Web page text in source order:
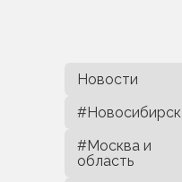
Новости
#Новосибирск
#Москва и
область